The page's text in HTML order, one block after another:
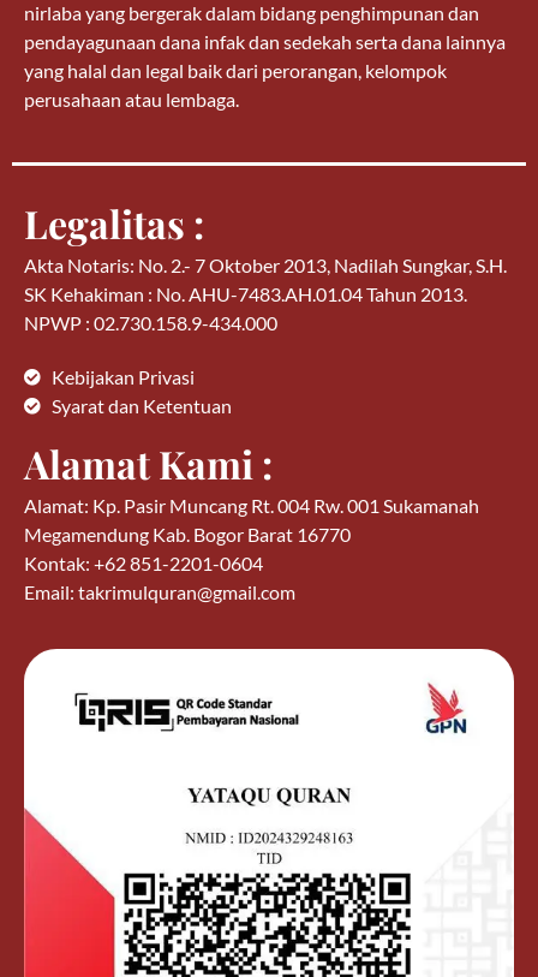
nirlaba yang bergerak dalam bidang penghimpunan dan
pendayagunaan dana infak dan sedekah serta dana lainnya
yang halal dan legal baik dari perorangan, kelompok
perusahaan atau lembaga.
Legalitas :
Akta Notaris: No. 2.- 7 Oktober 2013, Nadilah Sungkar, S.H.
SK Kehakiman : No. AHU-7483.AH.01.04 Tahun 2013.
NPWP : 02.730.158.9-434.000
Kebijakan Privasi
Syarat dan Ketentuan
Alamat Kami :
Alamat: Kp. Pasir Muncang Rt. 004 Rw. 001 Sukamanah
Megamendung Kab. Bogor Barat 16770
Kontak: +62 851-2201-0604
Email: takrimulquran@gmail.com